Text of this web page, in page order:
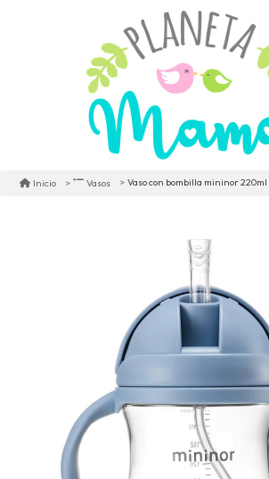
Inicio Vasos Vaso con bombilla mininor 220ml